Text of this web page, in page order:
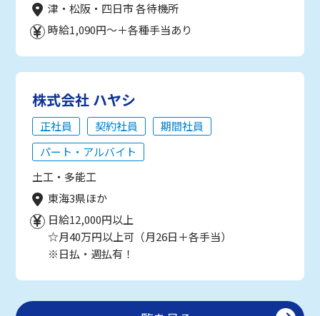
津・松阪・四日市 各待機所
時給1,090円～＋各種手当あり
株式会社 ハヤシ
正社員 契約社員
期間社員
パート・アルバイト
土工・多能工
東海3県ほか
日給12,000円以上
☆月40万円以上可（月26日＋各手当）
※日払・週払有！